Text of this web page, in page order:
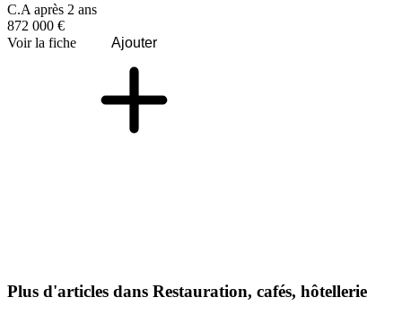
C.A après 2 ans
872 000 €
Voir la fiche
Ajouter
Plus d'articles dans Restauration, cafés, hôtellerie